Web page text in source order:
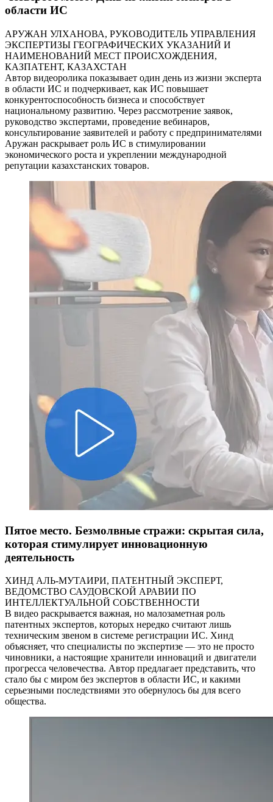
области ИС
АРУЖАН УЛХАНОВА, РУКОВОДИТЕЛЬ УПРАВЛЕНИЯ
ЭКСПЕРТИЗЫ ГЕОГРАФИЧЕСКИХ УКАЗАНИЙ И
НАИМЕНОВАНИЙ МЕСТ ПРОИСХОЖДЕНИЯ,
КАЗПАТЕНТ, КАЗАХСТАН
Автор видеоролика показывает один день из жизни эксперта
в области ИС и подчеркивает, как ИС повышает
конкурентоспособность бизнеса и способствует
национальному развитию. Через рассмотрение заявок,
руководство экспертами, проведение вебинаров,
консультирование заявителей и работу с предпринимателями
Аружан раскрывает роль ИС в стимулировании
экономического роста и укреплении международной
репутации казахстанских товаров.
Пятое место. Безмолвные стражи: скрытая сила,
которая стимулирует инновационную
деятельность
ХИНД АЛЬ-МУТАИРИ, ПАТЕНТНЫЙ ЭКСПЕРТ,
ВЕДОМСТВО САУДОВСКОЙ АРАВИИ ПО
ИНТЕЛЛЕКТУАЛЬНОЙ СОБСТВЕННОСТИ
В видео раскрывается важная, но малозаметная роль
патентных экспертов, которых нередко считают лишь
техническим звеном в системе регистрации ИС. Хинд
объясняет, что специалисты по экспертизе — это не просто
чиновники, а настоящие хранители инноваций и двигатели
прогресса человечества. Автор предлагает представить, что
стало бы с миром без экспертов в области ИС, и какими
серьезными последствиями это обернулось бы для всего
общества.